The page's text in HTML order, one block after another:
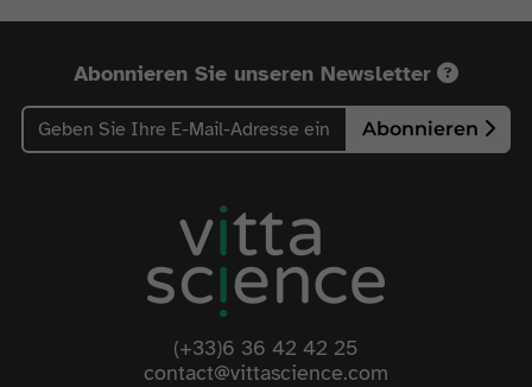
Abonnieren Sie unseren Newsletter
Abonnieren
(+33)6 36 42 42 25
contact@vittascience.com